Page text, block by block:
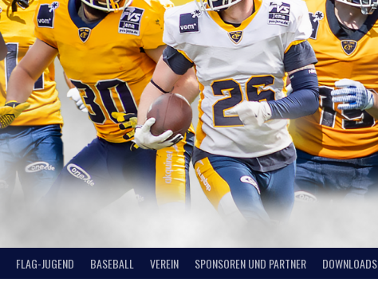
FLAG-JUGEND BASEBALL VEREIN SPONSOREN UND PARTNER DOWNLOADS